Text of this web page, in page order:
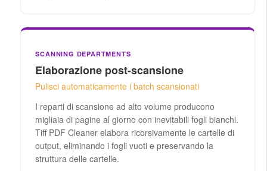
SCANNING DEPARTMENTS
Elaborazione post-scansione
Pulisci automaticamente i batch scansionati
I reparti di scansione ad alto volume producono
migliaia di pagine al giorno con inevitabili fogli bianchi.
Tiff PDF Cleaner elabora ricorsivamente le cartelle di
output, eliminando i fogli vuoti e preservando la
struttura delle cartelle.